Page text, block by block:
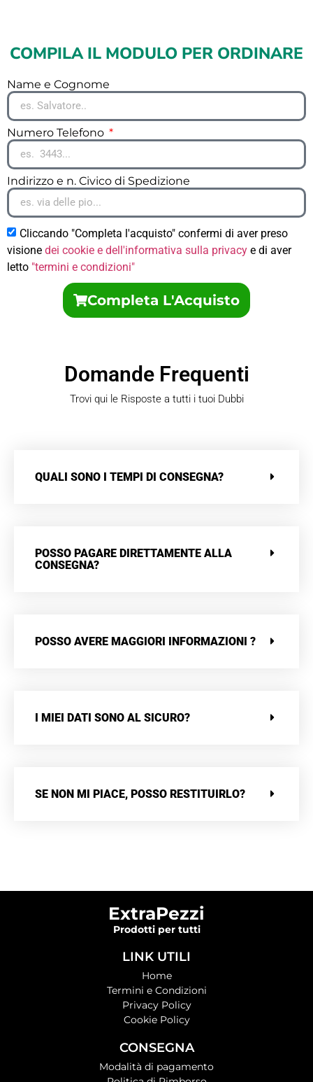
COMPILA IL MODULO PER ORDINARE
Name e Cognome
Numero Telefono
Indirizzo e n. Civico di Spedizione
Cliccando "Completa l'acquisto" confermi di aver preso
visione dei cookie e dell'informativa sulla privacy e di aver
letto "termini e condizioni"
Completa L'Acquisto
Domande Frequenti
Trovi qui le Risposte a tutti i tuoi Dubbi
QUALI SONO I TEMPI DI CONSEGNA?
POSSO PAGARE DIRETTAMENTE ALLA
CONSEGNA?
POSSO AVERE MAGGIORI INFORMAZIONI ?
I MIEI DATI SONO AL SICURO?
SE NON MI PIACE, POSSO RESTITUIRLO?
ExtraPezzi
Prodotti per tutti
LINK UTILI
Home
Termini e Condizioni
Privacy Policy
Cookie Policy
CONSEGNA
Modalità di pagamento